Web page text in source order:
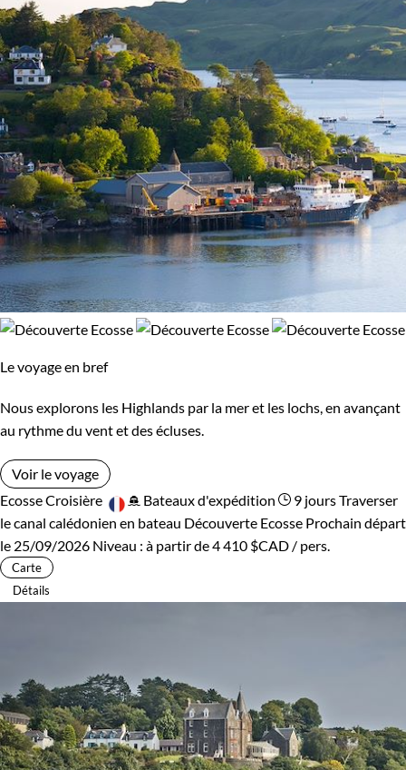
Navigation Ecosse
Observation animalière
Type de bateau
Bateaux d'expéditionVieux gréements et voiliers
Le voyage en bref
Nous explorons les Highlands par la mer et les lochs, en avançant
au rythme du vent et des écluses.
Voir le voyage
EcosseCroisière Bateaux d'expédition 9 joursTraverser
le canal calédonien en bateau Découverte Ecosse Prochain départ
le 25/09/2026 Niveau : à partir de4 410 $CAD / pers.
Carte
Détails